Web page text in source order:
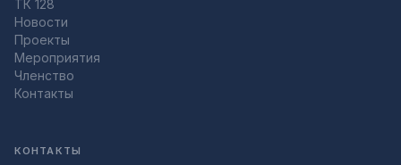
ТК 128
Новости
Проекты
Мероприятия
Членство
Контакты
КОНТАКТЫ